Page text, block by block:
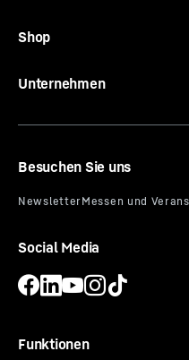
Shop
Unternehmen
Besuchen Sie uns
Social Media
Funktionen